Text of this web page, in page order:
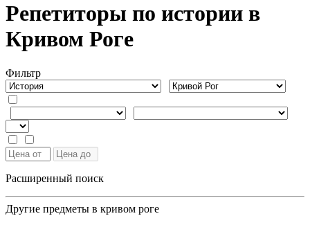
Репетиторы по истории в
Кривом Роге
Фильтр
Расширенный поиск
Другие предметы в кривом роге